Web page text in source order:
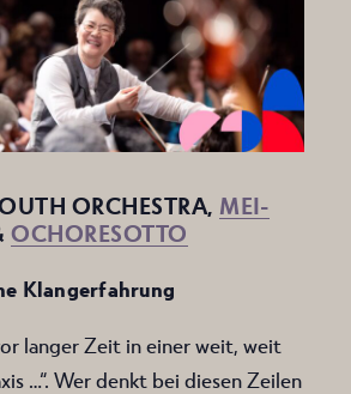
ORCHESTRA, MEI-
OCHORESOTTO
Klangerfahrung
langer Zeit in einer weit, weit
…“. Wer denkt bei diesen Zeilen